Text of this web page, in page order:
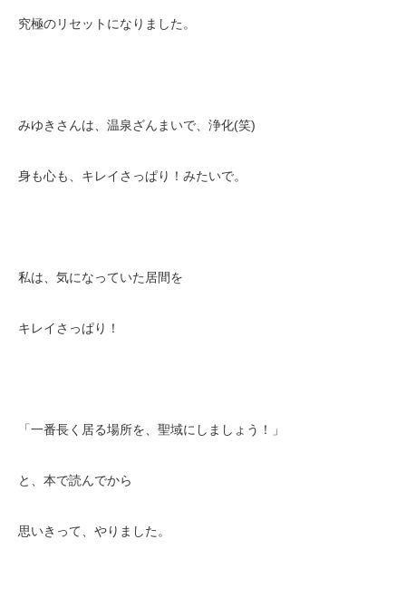
究極のリセットになりました。
みゆきさんは、温泉ざんまいで、浄化(笑)
身も心も、キレイさっぱり！みたいで。
私は、気になっていた居間を
キレイさっぱり！
「一番長く居る場所を、聖域にしましょう！」
と、本で読んでから
思いきって、やりました。